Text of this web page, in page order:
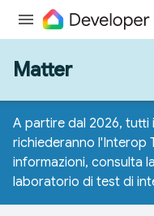
Matter
A partire dal 2026,
richiederanno l'Interop
informazioni, consulta la
laboratorio di test di